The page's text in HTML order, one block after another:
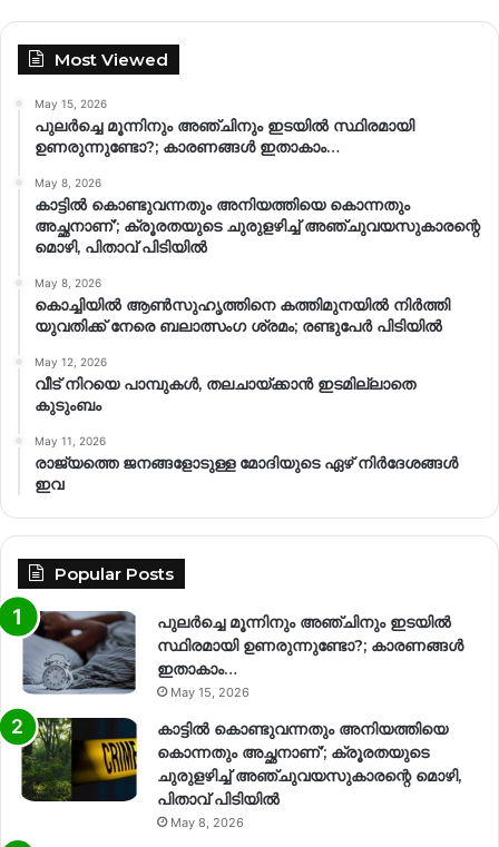
Most Viewed
May 15, 2026
പുലർച്ചെ മൂന്നിനും അഞ്ചിനും ഇടയിൽ സ്ഥിരമായി
ഉണരുന്നുണ്ടോ?; കാരണങ്ങള്‍ ഇതാകാം…
May 8, 2026
കാട്ടിൽ കൊണ്ടുവന്നതും അനിയത്തിയെ കൊന്നതും
അച്ഛനാണ്’; ക്രൂരതയുടെ ചുരുളഴിച്ച് അഞ്ചുവയസുകാരന്റെ
മൊഴി, പിതാവ് പിടിയിൽ
May 8, 2026
കൊച്ചിയിൽ ആൺസുഹൃത്തിനെ കത്തിമുനയിൽ നിർത്തി
യുവതിക്ക് നേരെ ബലാത്സംഗ​ ശ്രമം; രണ്ടുപേർ പിടിയിൽ
May 12, 2026
വീട് നിറയെ പാമ്പുകൾ, തലചായ്ക്കാൻ ഇടമില്ലാതെ
കുടുംബം
May 11, 2026
രാജ്യത്തെ ജനങ്ങളോടുള്ള മോദിയുടെ ഏഴ് നിര്‍ദേശങ്ങള്‍
ഇവ
Popular Posts
പുലർച്ചെ മൂന്നിനും അഞ്ചിനും ഇടയിൽ
സ്ഥിരമായി ഉണരുന്നുണ്ടോ?; കാരണങ്ങള്‍
ഇതാകാം…
May 15, 2026
കാട്ടിൽ കൊണ്ടുവന്നതും അനിയത്തിയെ
കൊന്നതും അച്ഛനാണ്’; ക്രൂരതയുടെ
ചുരുളഴിച്ച് അഞ്ചുവയസുകാരന്റെ മൊഴി,
പിതാവ് പിടിയിൽ
May 8, 2026